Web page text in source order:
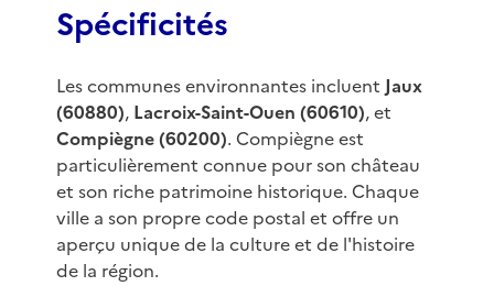
Spécificités
Les communes environnantes incluent Jaux
(60880), Lacroix-Saint-Ouen (60610), et
Compiègne (60200). Compiègne est
particulièrement connue pour son château
et son riche patrimoine historique. Chaque
ville a son propre code postal et offre un
aperçu unique de la culture et de l'histoire
de la région.